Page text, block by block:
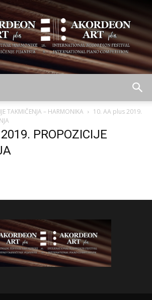
ART
TAKMIČENJA – HARMONIKA
10. AA plus 2019.
PROPOZICIJE